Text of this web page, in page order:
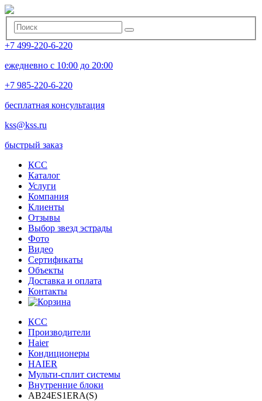
+7 499-220-6-220
ежедневно с 10:00 до 20:00
+7 985-220-6-220
бесплатная консультация
kss@kss.ru
быстрый заказ
КСС
Каталог
Услуги
Компания
Клиенты
Oтзывы
Выбор звезд эстрады
Фото
Видео
Сертификаты
Объекты
Доставка и оплата
Контакты
КСС
Производители
Haier
Кондиционеры
HAIER
Мульти-сплит системы
Внутренние блоки
AB24ES1ERA(S)